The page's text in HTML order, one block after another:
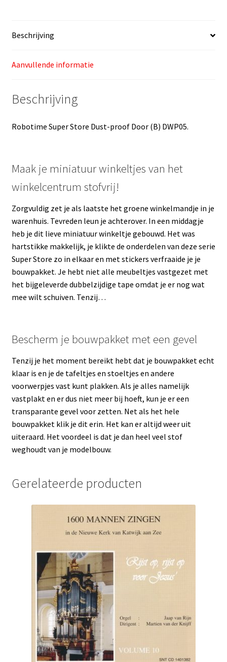
Beschrijving
Aanvullende informatie
Beschrijving
Robotime Super Store Dust-proof Door (B) DWP05.
Maak je miniatuur winkeltjes van het
winkelcentrum stofvrij!
Zorgvuldig zet je als laatste het groene winkelmandje in je
warenhuis. Tevreden leun je achterover. In een middagje
heb je dit lieve miniatuur winkeltje gebouwd. Het was
hartstikke makkelijk, je klikte de onderdelen van deze serie
Super Store zo in elkaar en met stickers verfraaide je je
bouwpakket. Je hebt niet alle meubeltjes vastgezet met
het bijgeleverde dubbelzijdige tape omdat je er nog wat
mee wilt schuiven. Tenzij…
Bescherm je bouwpakket met een gevel
Tenzij je het moment bereikt hebt dat je bouwpakket echt
klaar is en je de tafeltjes en stoeltjes en andere
voorwerpjes vast kunt plakken. Als je alles namelijk
vastplakt en er dus niet meer bij hoeft, kun je er een
transparante gevel voor zetten. Net als het hele
bouwpakket klik je dit erin. Het kan er altijd weer uit
uiteraard. Het voordeel is dat je dan heel veel stof
weghoudt van je modelbouw.
Gerelateerde producten